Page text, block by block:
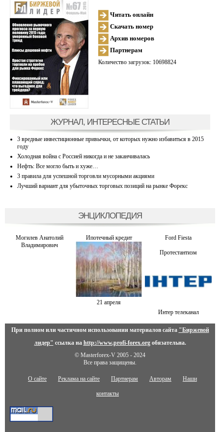
Читать онлайн
Скачать номер
Архив номеров
Партнерам
Количество загрузок: 10698824
ЖУРНАЛ, ИНТЕРЕСНЫЕ СТАТЬИ
3 вредные инвестиционные привычки, от которых нужно избавиться в 2015
году
Холодная война с Россией никогда и не заканчивалась
Нефть: Все могло быть и хуже…
3 правила для успешной торговли мусорными акциями
Лучший вариант для убыточных торговых позиций на рынке Форекс
ЭНЦИКЛОПЕДИЯ
Могилев Анатолий
Владимирович
Ипотечный кредит Ford Fiesta
21 апреля
Протестантизм
Интер телеканал
При полном или частичном использовании материалов сайта "Биржевой
лидер" ссылка на http://www.profi-forex.orgобязательна.
© Masterforex-V 2005 - 2024
Все права защищены.
О сайте Реклама на сайте Партнерам Авторам Наши
контакты